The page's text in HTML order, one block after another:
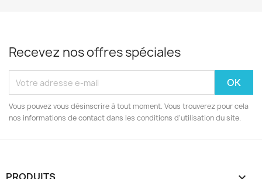
Recevez nos offres spéciales
Vous pouvez vous désinscrire à tout moment. Vous trouverez pour cela
nos informations de contact dans les conditions d'utilisation du site.